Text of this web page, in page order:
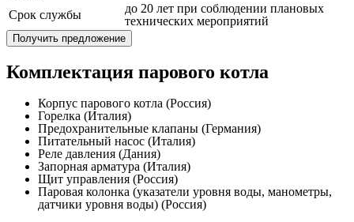
Срок службы
до 20 лет при соблюдении плановых
технических мероприятий
Получить предложение
Комплектация парового котла
Корпус парового котла (Россия)
Горелка (Италия)
Предохранительные клапаны (Германия)
Питательный насос (Италия)
Реле давления (Дания)
Запорная арматура (Италия)
Щит управления (Россия)
Паровая колонка (указатели уровня воды, манометры,
датчики уровня воды) (Россия)